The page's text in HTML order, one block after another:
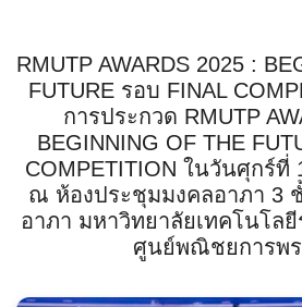
RMUTP AWARDS 2025 :
FUTURE รอบ FINAL
การประกวด RMUTP
BEGINNING OF THE
COMPETITION ในวันศุกร์ที่
ณ ห้องประชุมมงคลอาภา 3
อาภา มหาวิทยาลัยเทคโนโล
ศูนย์พณิชยการพ